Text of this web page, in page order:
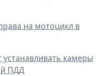
на мотоцикл в
камеры
ПДД